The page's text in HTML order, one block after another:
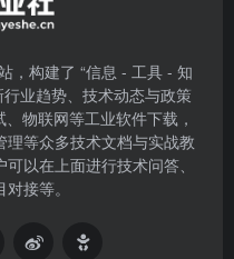
，构建了 “信息 - 工具 - 知
业趋势、技术动态与政策
物联网等工业软件下载，
等众多技术文档与实战教
以在上面进行技术问答、
接等。